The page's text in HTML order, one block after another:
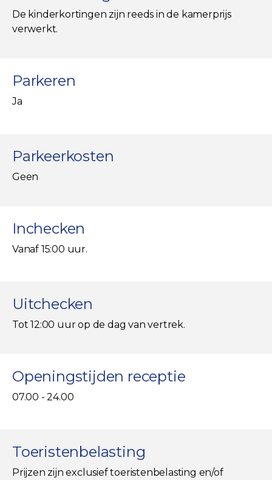
De kinderkortingen zijn reeds in de kamerprijs
verwerkt.
Parkeren
Ja
Parkeerkosten
Geen
Inchecken
Vanaf 15:00 uur.
Uitchecken
Tot 12:00 uur op de dag van vertrek.
Openingstijden receptie
07.00 - 24.00
Toeristenbelasting
Prijzen zijn exclusief toeristenbelasting en/of